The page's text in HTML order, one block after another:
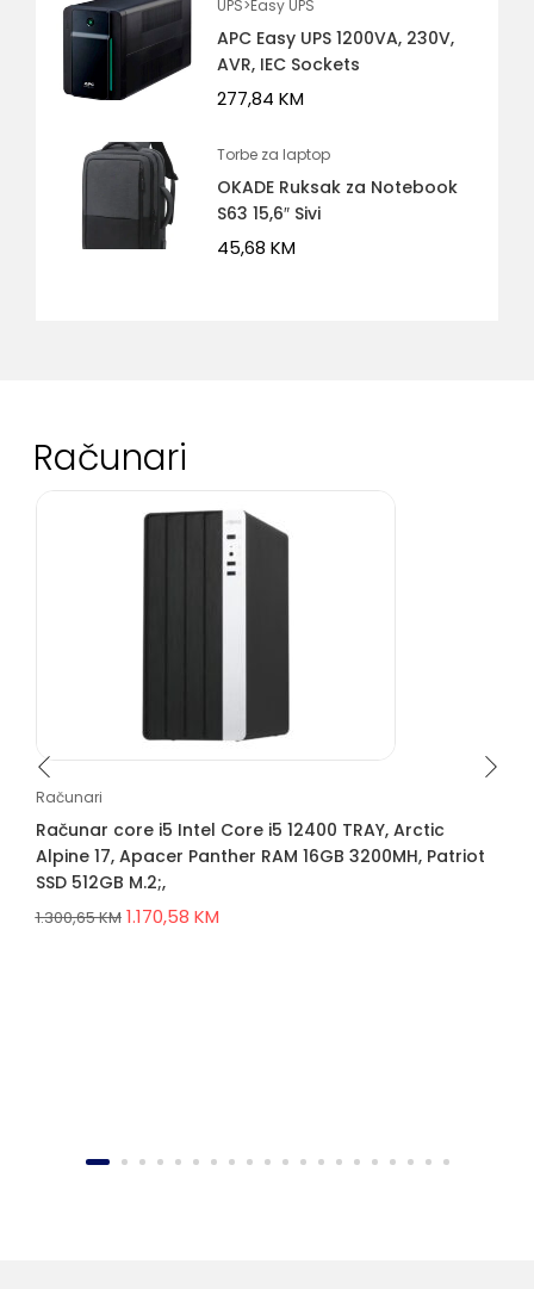
UPS>Easy UPS
APC Easy UPS 1200VA, 230V,
AVR, IEC Sockets
277,84 KM
Torbe za laptop
OKADE Ruksak za Notebook
S63 15,6″ Sivi
45,68 KM
Računari
Računari
Računar core i5 Intel Core i5 12400 TRAY, Arctic
Alpine 17, Apacer Panther RAM 16GB 3200MH, Patriot
SSD 512GB M.2;,
1.300,65KM 1.170,58 KM